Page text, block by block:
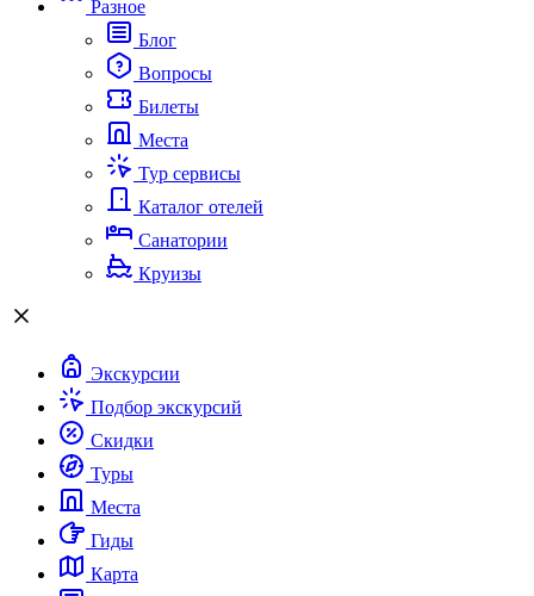
Разное
Блог
Вопросы
Билеты
Места
Тур сервисы
Каталог отелей
Санатории
Круизы
Экскурсии
Подбор экскурсий
Скидки
Туры
Места
Гиды
Карта